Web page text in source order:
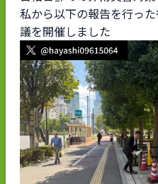
私から以下の報告を行っ
議を開催しました